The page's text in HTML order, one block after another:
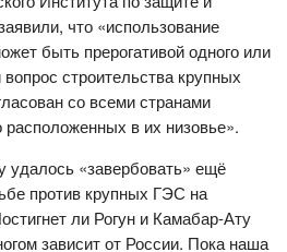
что «использование
быть прерогативой одного или
строительства крупных
со всеми странами
в их низовье».
удалось «завербовать» ещё
против крупных ГЭС на
ли Рогун и Камабар-Ату
зависит от России. Пока наша